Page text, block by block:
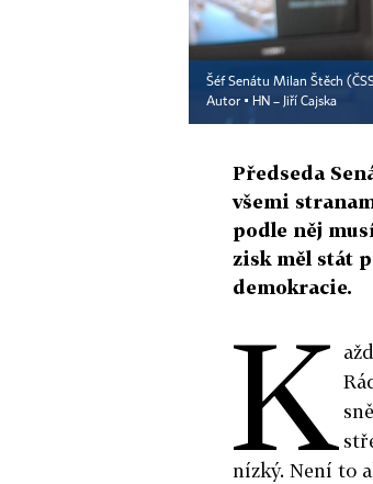
Šéf Senátu Milan Štěch
Autor ▪ HN – Jiří Cajska
Předseda
všemi
podle něj
zisk měl stát
demokracie.
K
nízký. Není to